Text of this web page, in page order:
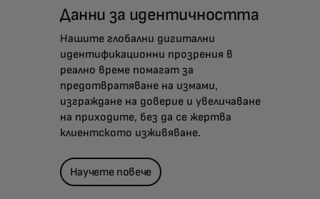
Данни за идентичността
Нашите глобални дигитални
идентификационни прозрения в
реално време помагат за
предотвратяване на измами,
изграждане на доверие и увеличаване
на приходите, без да се жертва
клиентското изживяване.
Научете повече